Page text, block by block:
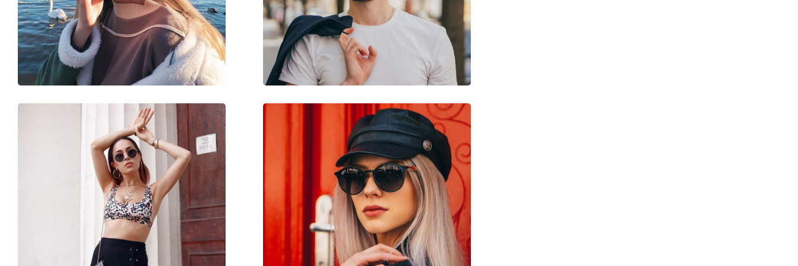
Largeur du pont:
15 mm
Poids:
122 g
Plaquettes de nez ajustables:
Oui
Accessoires
Étui:
Oui
Pour hommes
Lunettes de soleil
Ray-Ban
Mode
RB3183 002/81 63
Disponible avec correction:
Non